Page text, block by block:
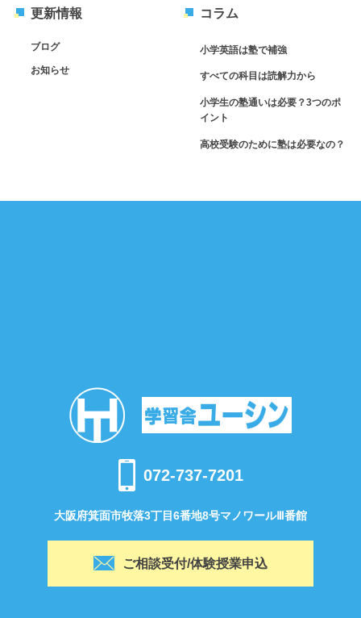
更新情報
ブログ
お知らせ
コラム
小学英語は塾で補強
すべての科目は読解力から
小学生の塾通いは必要？3つのポ
イント
高校受験のために塾は必要なの？
072-737-7201
大阪府箕面市牧落3丁目6番地8号マノワールⅢ番館
ご相談受付/体験授業申込